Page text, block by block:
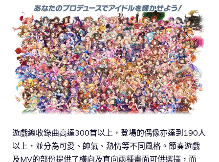
遊戲總收錄曲高達300首以上，登場的偶像亦達到190人
以上，並分為可愛、帥氣、熱情等不同風格。節奏遊戲
及MV的部份提供了橫向及直向兩種畫面可供選擇，而